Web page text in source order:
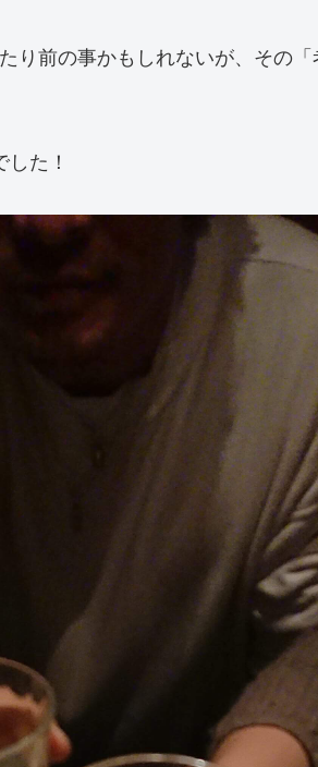
り前の事かもしれないが、その
た！